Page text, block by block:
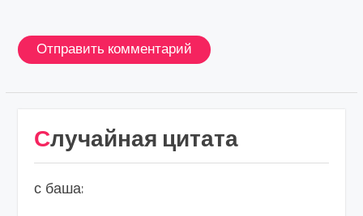
Случайная цитата
с баша: